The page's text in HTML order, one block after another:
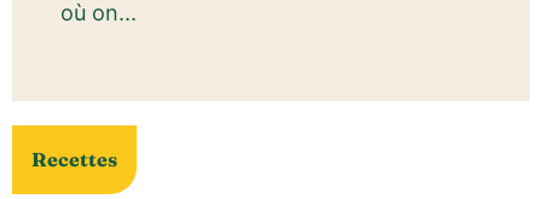
où on...
Recettes